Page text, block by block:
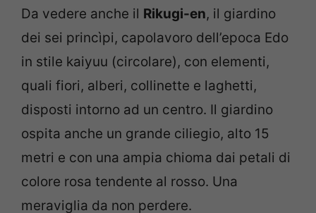
Da vedere anche il Rikugi-en, il giardino
dei sei princìpi, capolavoro dell’epoca Edo
in stile kaiyuu (circolare), con elementi,
quali fiori, alberi, collinette e laghetti,
disposti intorno ad un centro. Il giardino
ospita anche un grande ciliegio, alto 15
metri e con una ampia chioma dai petali di
colore rosa tendente al rosso. Una
meraviglia da non perdere.